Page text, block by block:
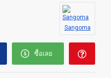
calls. Ideal for
Sangoma
ซื้อเลย